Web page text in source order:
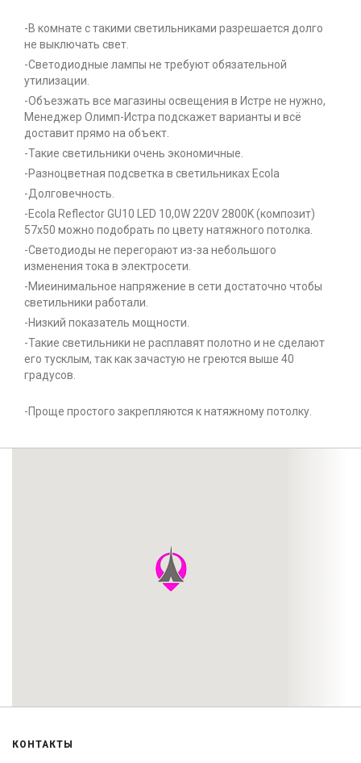
-В комнате с такими светильниками разрешается долго
не выключать свет.
-Светодиодные лампы не требуют обязательной
утилизации.
-Объезжать все магазины освещения в Истре не нужно,
Менеджер Олимп-Истра подскажет варианты и всё
доставит прямо на объект.
-Такие светильники очень экономичные.
-Разноцветная подсветка в светильниках Ecola
-Долговечность.
-Ecola Reflector GU10 LED 10,0W 220V 2800K (композит)
57x50 можно подобрать по цвету натяжного потолка.
-Светодиоды не перегорают из-за небольшого
изменения тока в электросети.
-Миеинимальное напряжение в сети достаточно чтобы
светильники работали.
-Низкий показатель мощности.
-Такие светильники не расплавят полотно и не сделают
его тусклым, так как зачастую не греются выше 40
градусов.
-Проще простого закрепляются к натяжному потолку.
КОНТАКТЫ